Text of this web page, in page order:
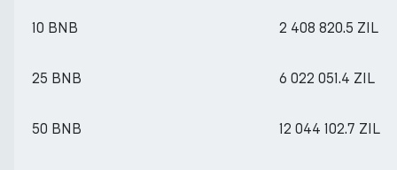
10 BNB 2 408 820.5 ZIL
25 BNB 6 022 051.4 ZIL
50 BNB 12 044 102.7 ZIL